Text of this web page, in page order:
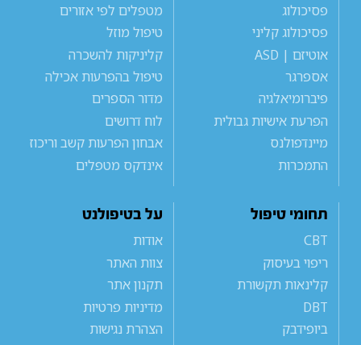
פסיכולוג
פסיכולוג קליני
אוטיזם | ASD
אספרגר
פיברומיאלגיה
הפרעת אישיות גבולית
מיינדפולנס
התמכרות
מטפלים לפי אזורים
טיפול מוזל
קליניקות להשכרה
טיפול בהפרעות אכילה
מדור הספרים
לוח דרושים
אבחון הפרעות קשב וריכוז
אינדקס מטפלים
תחומי טיפול
CBT
ריפוי בעיסוק
קלינאות תקשורת
DBT
ביופידבק
על בטיפולנט
אודות
צוות האתר
תקנון אתר
מדיניות פרטיות
הצהרת נגישות